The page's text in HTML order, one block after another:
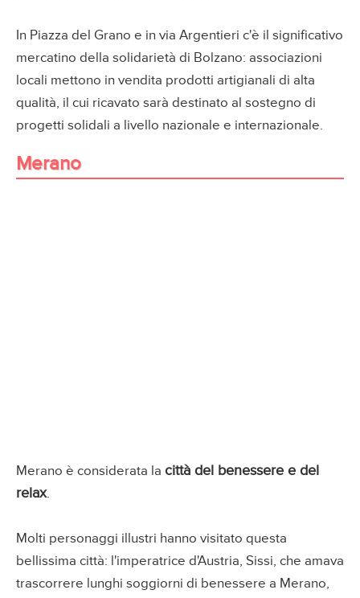
In Piazza del Grano e in via Argentieri c'è il significativo
mercatino della solidarietà di Bolzano: associazioni
locali mettono in vendita prodotti artigianali di alta
qualità, il cui ricavato sarà destinato al sostegno di
progetti solidali a livello nazionale e internazionale.
Merano
Merano è considerata la città del benessere e del
relax.
Molti personaggi illustri hanno visitato questa
bellissima città: l'imperatrice d'Austria, Sissi, che amava
trascorrere lunghi soggiorni di benessere a Merano,